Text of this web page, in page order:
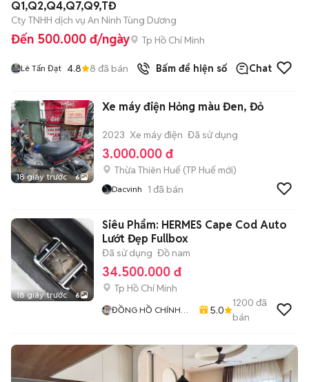
Q1,Q2,Q4,Q7,Q9,TĐ
Cty TNHH dịch vụ An Ninh Tùng Dương
Đến 500.000 đ/ngày Tp Hồ Chí Minh
Lê Tấn Đạt 4.8 8 đã bán Bấm để hiện số Chat
18 giây trước 6
Xe máy điện Hỏng màu Đen, Đỏ
2023 Xe máy điện Đã sử dụng
3.000.000 đ
Thừa Thiên Huế (TP Huế mới)
Dacvinh 1 đã bán
18 giây trước 6
Siêu Phẩm: HERMES Cape Cod Auto
Lướt Đẹp Fullbox
Đã sử dụng Đồ nam
34.500.000 đ
Tp Hồ Chí Minh
ĐỒNG HỒ CHÍNH
5.0
1200 đã
bán